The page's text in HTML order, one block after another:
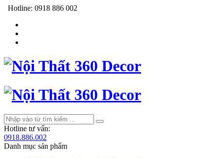
Hotline: 0918 886 002
Hotline tư vấn:
0918.886.002
Danh mục sản phẩm